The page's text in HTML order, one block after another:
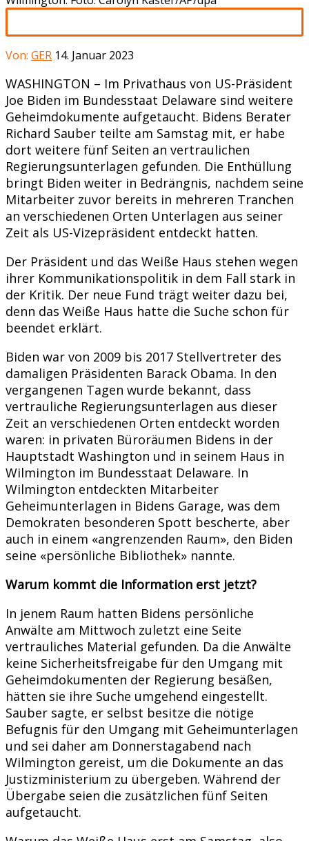
Von: GER 14. Januar 2023
WASHINGTON – Im Privathaus von US-Präsident
Joe Biden im Bundesstaat Delaware sind weitere
Geheimdokumente aufgetaucht. Bidens Berater
Richard Sauber teilte am Samstag mit, er habe
dort weitere fünf Seiten an vertraulichen
Regierungsunterlagen gefunden. Die Enthüllung
bringt Biden weiter in Bedrängnis, nachdem seine
Mitarbeiter zuvor bereits in mehreren Tranchen
an verschiedenen Orten Unterlagen aus seiner
Zeit als US-Vizepräsident entdeckt hatten.
Der Präsident und das Weiße Haus stehen wegen
ihrer Kommunikationspolitik in dem Fall stark in
der Kritik. Der neue Fund trägt weiter dazu bei,
denn das Weiße Haus hatte die Suche schon für
beendet erklärt.
Biden war von 2009 bis 2017 Stellvertreter des
damaligen Präsidenten Barack Obama. In den
vergangenen Tagen wurde bekannt, dass
vertrauliche Regierungsunterlagen aus dieser
Zeit an verschiedenen Orten entdeckt worden
waren: in privaten Büroräumen Bidens in der
Hauptstadt Washington und in seinem Haus in
Wilmington im Bundesstaat Delaware. In
Wilmington entdeckten Mitarbeiter
Geheimunterlagen in Bidens Garage, was dem
Demokraten besonderen Spott bescherte, aber
auch in einem «angrenzenden Raum», den Biden
seine «persönliche Bibliothek» nannte.
Warum kommt die Information erst jetzt?
In jenem Raum hatten Bidens persönliche
Anwälte am Mittwoch zuletzt eine Seite
vertrauliches Material gefunden. Da die Anwälte
keine Sicherheitsfreigabe für den Umgang mit
Geheimdokumenten der Regierung besäßen,
hätten sie ihre Suche umgehend eingestellt.
Sauber sagte, er selbst besitze die nötige
Befugnis für den Umgang mit Geheimunterlagen
und sei daher am Donnerstagabend nach
Wilmington gereist, um die Dokumente an das
Justizministerium zu übergeben. Während der
Übergabe seien die zusätzlichen fünf Seiten
aufgetaucht.